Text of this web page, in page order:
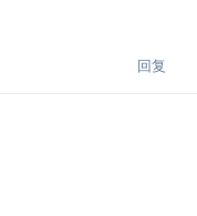
回复